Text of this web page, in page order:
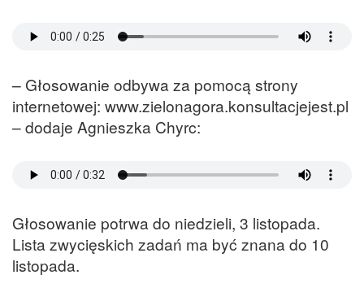
– Głosowanie odbywa za pomocą strony
internetowej: www.zielonagora.konsultacjejest.pl
– dodaje Agnieszka Chyrc:
Głosowanie potrwa do niedzieli, 3 listopada.
Lista zwycięskich zadań ma być znana do 10
listopada.